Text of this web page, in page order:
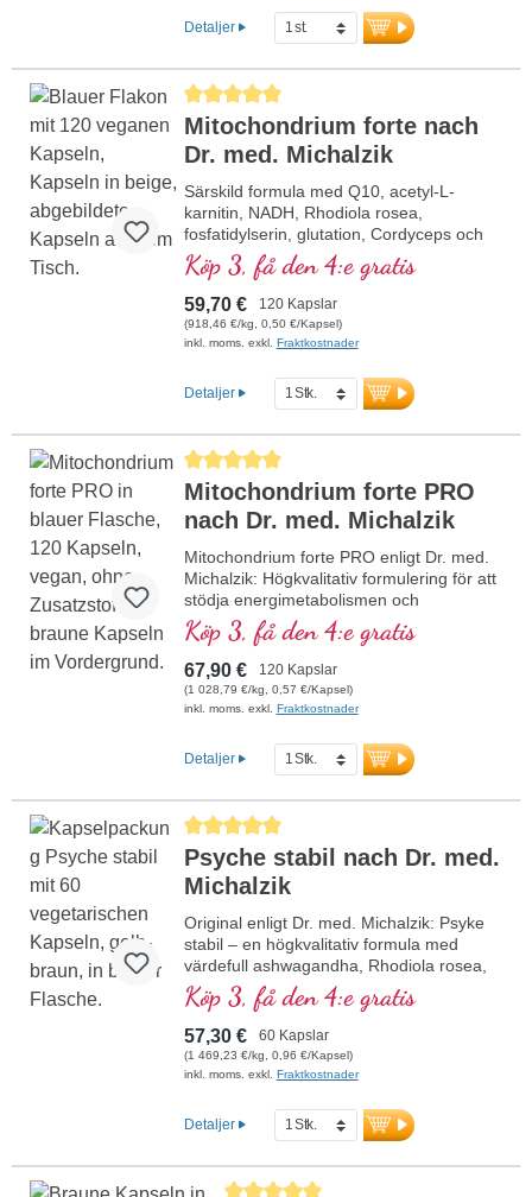
Detaljer
Genomsnittligt betyg på 5 av 5 stjärnor
Mitochondrium forte nach
Dr. med. Michalzik
Särskild formula med Q10, acetyl-L-
karnitin, NADH, Rhodiola rosea,
fosfatidylserin, glutation, Cordyceps och
koppar, som bidrar till en normal
energiomsättning (i form av ATP i
cellandningskedjan).
Köp 3, få den 4:e gratis
59,70 € 120 Kapslar
(918,46 €/kg, 0,50 €/Kapsel)
inkl. moms. exkl. Fraktkostnader
Detaljer
Genomsnittligt betyg på 5 av 5 stjärnor
Mitochondrium forte PRO
nach Dr. med. Michalzik
Mitochondrium forte PRO enligt Dr. med.
Michalzik: Högkvalitativ formulering för att
stödja energimetabolismen och
cellhälsan. Med NADH, Q10, resveratrol
och tiamin, som främjar
energimetabolismen, samt R-alfa-
liponsyra i den värdefulla formen Sodium-
R-Lipoat. Aluminiumfri försegling och över
kvalitet. Utvecklad av läkare.
forte PRO
Köp 3, få den 4:e gratis
67,90 € 120 Kapslar
(1 028,79 €/kg, 0,57 €/Kapsel)
inkl. moms. exkl. Fraktkostnader
Detaljer
Genomsnittligt betyg på 5 av 5 stjärnor
Psyche stabil nach Dr. med.
Michalzik
Original enligt Dr. med. Michalzik: Psyke
stabil – en högkvalitativ formula med
värdefull ashwagandha, Rhodiola rosea,
fosfatidylserin, SAMe, Omega 3 och
vitamin B12, som bidrar till nervsystemets
normala funktion. Innehåller biologiskt
aktiva former av vitamin B2, B6, B12 och
folsyra för optimal effektivitet. Producerad
baserad på över 40 års
vitalämnesexpertis. De höggradigt rena
PEG och karragenan och förseglingen är
Köp 3, få den 4:e gratis
57,30 € 60 Kapslar
(1 469,23 €/kg, 0,96 €/Kapsel)
inkl. moms. exkl. Fraktkostnader
Detaljer
Genomsnittligt betyg på 5 av 5 stjärnor